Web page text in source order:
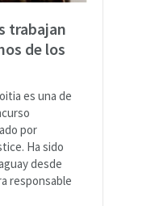
trabajan
de los
es una de
por
Ha sido
desde
responsable